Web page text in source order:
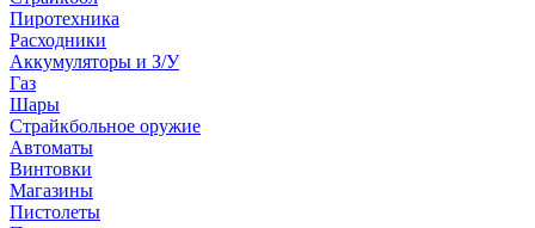
Пиротехника
Расходники
Аккумуляторы и З/У
Газ
Шары
Страйкбольное оружие
Автоматы
Винтовки
Магазины
Пистолеты